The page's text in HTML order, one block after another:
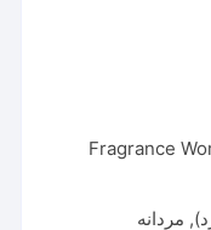
Fragrance
, مردانه